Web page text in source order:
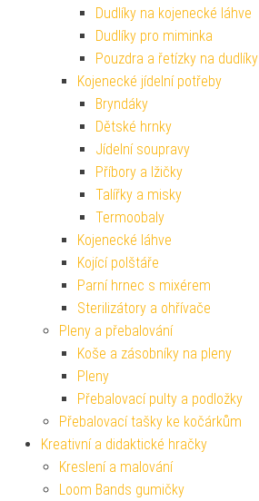
Dudlíky na kojenecké láhve
Dudlíky pro miminka
Pouzdra a řetízky na dudlíky
Kojenecké jídelní potřeby
Bryndáky
Dětské hrnky
Jídelní soupravy
Příbory a lžičky
Talířky a misky
Termoobaly
Kojenecké láhve
Kojící polštáře
Parní hrnec s mixérem
Sterilizátory a ohřívače
Pleny a přebalování
Koše a zásobníky na pleny
Pleny
Přebalovací pulty a podložky
Přebalovací tašky ke kočárkům
Kreativní a didaktické hračky
Kreslení a malování
Loom Bands gumičky